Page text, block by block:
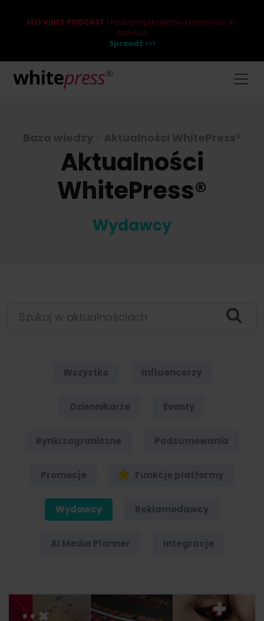
SEO VIBES PODCAST | Posłuchaj ekspertów branży SEO, AI i
biznesu!
Sprawdź >>>
Baza wiedzy Aktualności WhitePress®
Aktualności
WhitePress®
Wydawcy
Szukaj w aktualnościach
Wszystko Influencerzy
Dziennikarze Eventy
Rynki zagraniczne Podsumowania
Promocje Funkcje platformy
Wydawcy Reklamodawcy
AI Media Planner Integracje